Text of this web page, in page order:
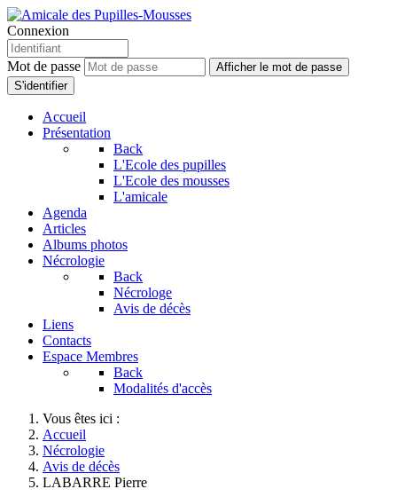
Connexion
Mot de passe
Afficher le mot de passe
S'identifier
Accueil
Présentation
Back
L'Ecole des pupilles
L'Ecole des mousses
L'amicale
Agenda
Articles
Albums photos
Nécrologie
Back
Nécrologe
Avis de décès
Liens
Contacts
Espace Membres
Back
Modalités d'accès
Vous êtes ici :
Accueil
Nécrologie
Avis de décès
LABARRE Pierre